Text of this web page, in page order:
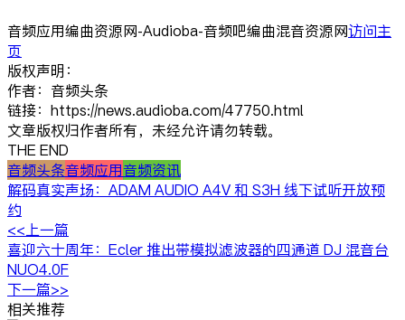
音频应用编曲资源网-Audioba-音频吧编曲混音资源网访问主
页
版权声明：
作者：音频头条
链接：https://news.audioba.com/47750.html
文章版权归作者所有，未经允许请勿转载。
THE END
音频头条音频应用音频资讯
解码真实声场：ADAM AUDIO A4V 和 S3H 线下试听开放预
约
<<上一篇
喜迎六十周年：Ecler 推出带模拟滤波器的四通道 DJ 混音台
NUO4.0F
下一篇>>
相关推荐